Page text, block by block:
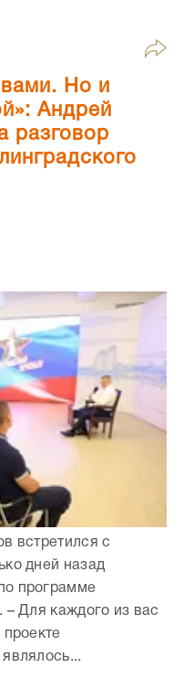
Но и
Андрей
разговор
встретился с
дней назад
программе
– Для каждого из вас